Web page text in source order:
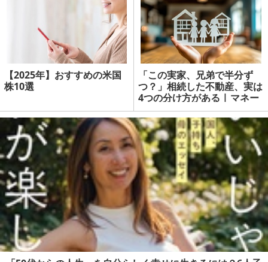
【2025年】おすすめの米国
株10選
「この実家、兄弟で半分ず
つ？」相続した不動産、実は
4つの分け方がある | マネー
の達人